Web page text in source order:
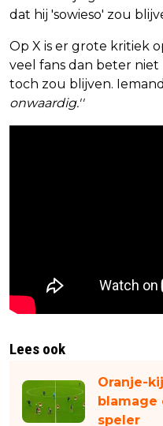
dat hij 'sowieso' zou
Op X is er grote kritiek
veel fans dan beter
toch zou blijven.
onwaardig.''
Lees ook
Oranje-
blamage
speler